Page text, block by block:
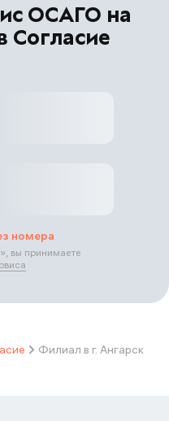
ОСАГО на
Согласие
номера
», вы принимаете
Филиал в г. Ангарск